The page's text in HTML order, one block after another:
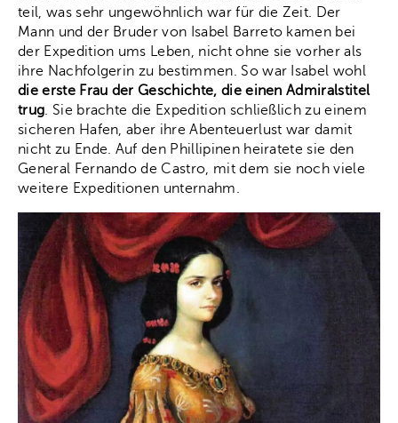
teil, was sehr ungewöhnlich war für die Zeit. Der
Mann und der Bruder von Isabel Barreto kamen bei
der Expedition ums Leben, nicht ohne sie vorher als
ihre Nachfolgerin zu bestimmen. So war Isabel wohl
die erste Frau der Geschichte, die einen Admiralstitel
trug. Sie brachte die Expedition schließlich zu einem
sicheren Hafen, aber ihre Abenteuerlust war damit
nicht zu Ende. Auf den Phillipinen heiratete sie den
General Fernando de Castro, mit dem sie noch viele
weitere Expeditionen unternahm.